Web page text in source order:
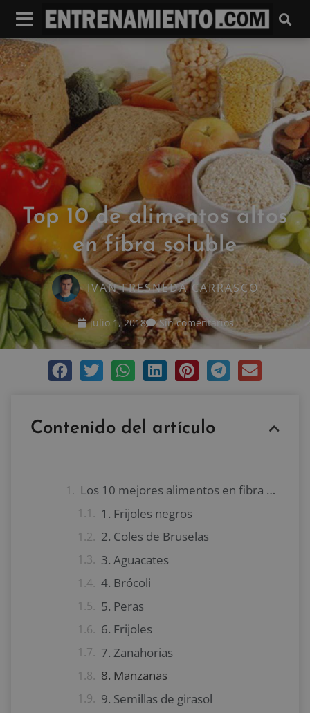
Top 10 de alimentos altos
en fibra soluble
IVAN FRESNEDA CARRASCO
julio 1, 2018 Sin comentarios
Contenido del artículo
Los 10 mejores alimentos en fibra soluble
1. Frijoles negros
2. Coles de Bruselas
3. Aguacates
4. Brócoli
5. Peras
6. Frijoles
7. Zanahorias
8. Manzanas
9. Semillas de girasol